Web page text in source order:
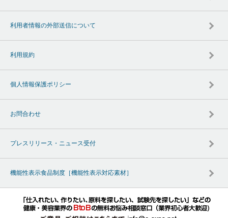
利用者情報の外部送信について
利用規約
個人情報保護ポリシー
お問合わせ
プレスリリース・ニュース受付
機能性表示食品制度［機能性表示対応素材］